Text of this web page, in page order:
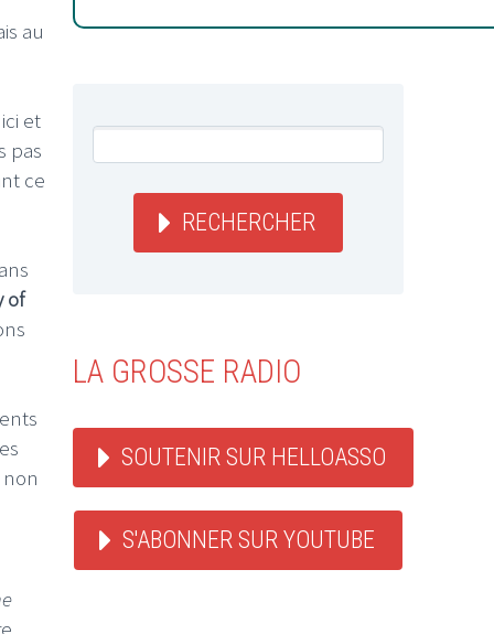
au
et
pas
ce
of
RECHERCHER
LA GROSSE RADIO
SOUTENIR SUR HELLOASSO
S'ABONNER SUR YOUTUBE